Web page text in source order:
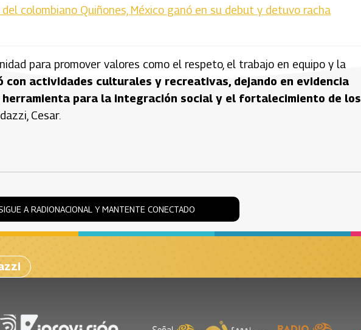
colombiano Quiñones, México ganó en su debut y detuvo racha
para promover valores como el respeto, el trabajo en equipo y la
con actividades culturales y recreativas, dejando en evidencia
para la integración social y el fortalecimiento de los
Cesar.
A RADIONACIONAL Y MANTENTE CONECTADO